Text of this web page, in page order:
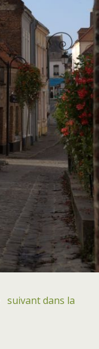
suivant dans la